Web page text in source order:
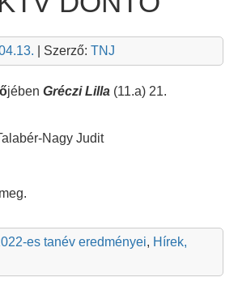
| Szerző: TNJ
jében Gréczi Lilla(11.a) 21.
Nagy Judit
es tanév eredményei, Hírek,